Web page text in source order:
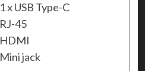
1 x USB Type-C
RJ-45
HDMI
Mini jack